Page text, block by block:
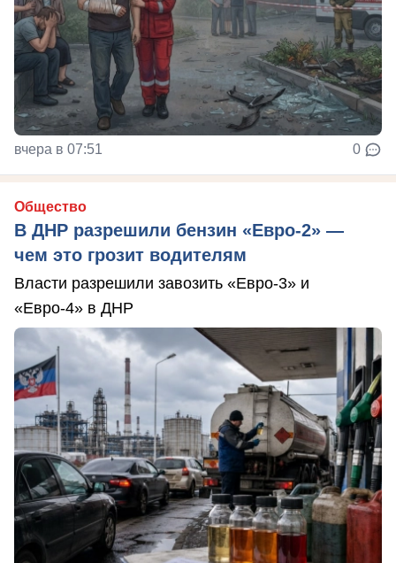
вчера в 07:51 0
Общество
В ДНР разрешили бензин «Евро-2» —
чем это грозит водителям
Власти разрешили завозить «Евро-3» и
«Евро-4» в ДНР